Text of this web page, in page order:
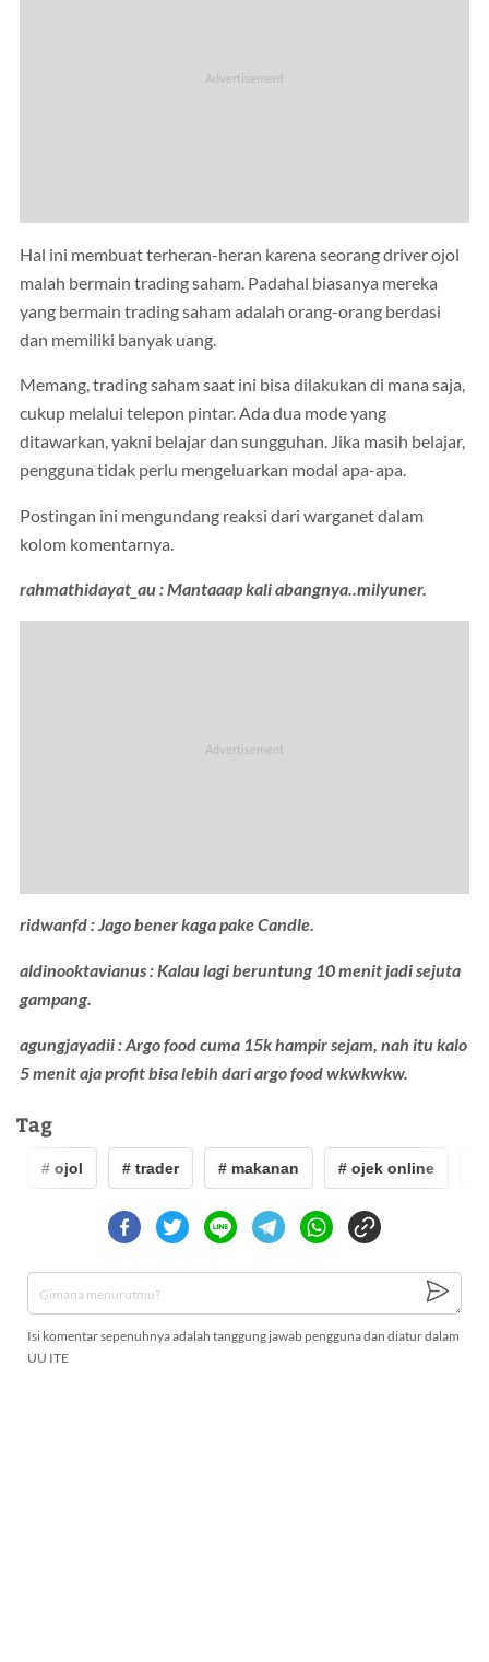
Hal ini membuat terheran-heran karena seorang driver ojol
malah bermain trading saham. Padahal biasanya mereka
yang bermain trading saham adalah orang-orang berdasi
dan memiliki banyak uang.
Memang, trading saham saat ini bisa dilakukan di mana saja,
cukup melalui telepon pintar. Ada dua mode yang
ditawarkan, yakni belajar dan sungguhan. Jika masih belajar,
pengguna tidak perlu mengeluarkan modal apa-apa.
Postingan ini mengundang reaksi dari warganet dalam
kolom komentarnya.
rahmathidayat_au : Mantaaap kali abangnya..milyuner.
ridwanfd : Jago bener kaga pake Candle.
aldinooktavianus : Kalau lagi beruntung 10 menit jadi sejuta
gampang.
agungjayadii : Argo food cuma 15k hampir sejam, nah itu kalo
5 menit aja profit bisa lebih dari argo food wkwkwkw.
Tag
# ojol # trader # makanan # ojek online
Isi komentar sepenuhnya adalah tanggung jawab pengguna dan diatur dalam
UU ITE